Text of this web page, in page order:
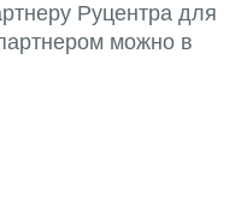
Руцентра для
можно в